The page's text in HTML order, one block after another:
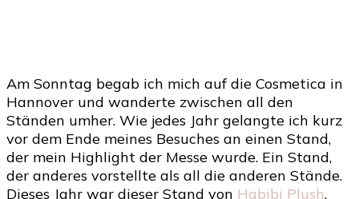
Am Sonntag begab ich mich auf die Cosmetica in
Hannover und wanderte zwischen all den
Ständen umher. Wie jedes Jahr gelangte ich kurz
vor dem Ende meines Besuches an einen Stand,
der mein Highlight der Messe wurde. Ein Stand,
der anderes vorstellte als all die anderen Stände.
Dieses Jahr war dieser Stand von Habibi Plush.